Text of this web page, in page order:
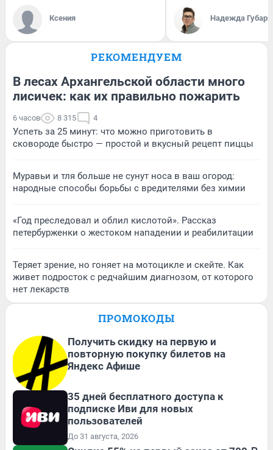
Ксения Надежда Губарь
РЕКОМЕНДУЕМ
В лесах Архангельской области много
лисичек: как их правильно пожарить
6 часов 8 315 4
Успеть за 25 минут: что можно приготовить в
сковороде быстро — простой и вкусный рецепт пиццы
Муравьи и тля больше не сунут носа в ваш огород:
народные способы борьбы с вредителями без химии
«Год преследовал и облил кислотой». Рассказ
петербурженки о жестоком нападении и реабилитации
Теряет зрение, но гоняет на мотоцикле и скейте. Как
живет подросток с редчайшим диагнозом, от которого
нет лекарств
ПРОМОКОДЫ
Получить скидку на первую и
повторную покупку билетов на
Яндекс Афише
35 дней бесплатного доступа к
подписке Иви для новых
пользователей
До 31 августа, 2026